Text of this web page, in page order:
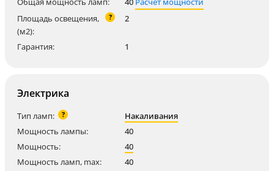
Площадь освещения,
(м2):
? 2
Гарантия: 1
Электрика
Тип ламп: ?
Накаливания
Мощность лампы:
40
Мощность:
40
Мощность ламп, max:
40